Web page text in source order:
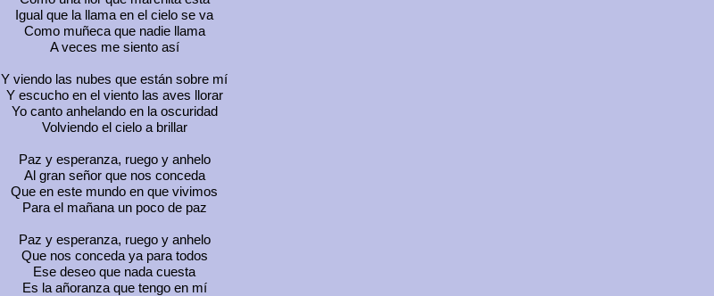
Igual que la llama en el cielo se va
Como muñeca que nadie llama
A veces me siento así
Y viendo las nubes que están sobre mí
Y escucho en el viento las aves llorar
Yo canto anhelando en la oscuridad
Volviendo el cielo a brillar
Paz y esperanza, ruego y anhelo
Al gran señor que nos conceda
Que en este mundo en que vivimos
Para el mañana un poco de paz
Paz y esperanza, ruego y anhelo
Que nos conceda ya para todos
Ese deseo que nada cuesta
Es la añoranza que tengo en mí